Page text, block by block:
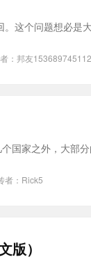
这个问题想必是
： 邦友
国家之外，大部
者： Rick5
版）